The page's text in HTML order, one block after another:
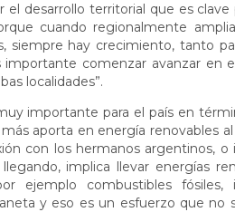
el desarrollo territorial que es
cuando regionalmente
siempre hay crecimiento, tanto
importante comenzar avanzar en
localidades”.
importante para el país en
aporta en energía renovables
con los hermanos argentinos,
implica llevar energías
ejemplo combustibles
y eso es un esfuerzo que